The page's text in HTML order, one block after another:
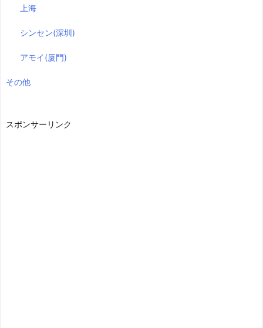
上海
シンセン(深圳)
アモイ(厦門)
その他
スポンサーリンク